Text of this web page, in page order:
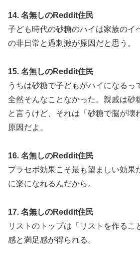
14. 名無しのReddit住民
子ども時代の砂糖のハイは家族のイ
の非日常と過刺激が原因だと思う。
15. 名無しのReddit住民
うちは砂糖で子どもがハイになるっ
全然そんなことなかった。親戚は砂
と言うけど、それは「砂糖で脳が壊
原因だよ。
16. 名無しのReddit住民
プラセボ効果こそ最も望ましい効果
に楽になれるんだから。
17. 名無しのReddit住民
リストのトップは「リストを作るこ
感と満足感が得られる。